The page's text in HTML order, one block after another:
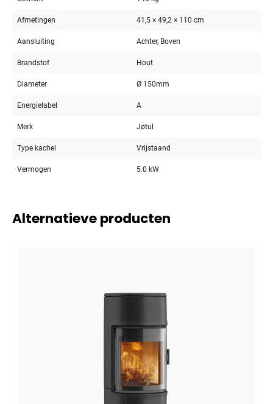
Afmetingen 41,5 × 49,2 × 110 cm
Aansluiting Achter, Boven
Brandstof Hout
Diameter Ø 150mm
Energielabel A
Merk Jøtul
Type kachel Vrijstaand
Vermogen 5.0 kW
Alternatieve producten